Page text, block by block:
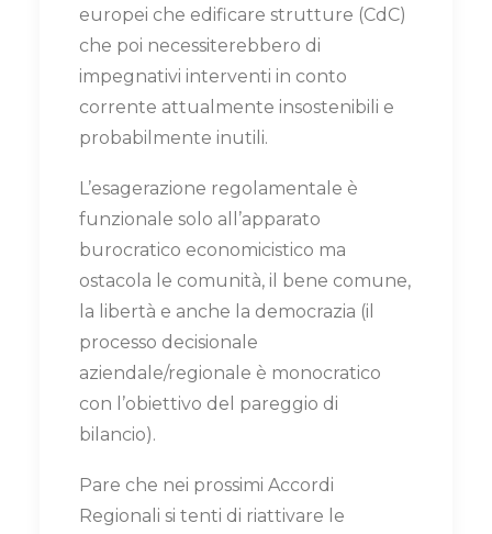
europei che edificare strutture (CdC)
che poi necessiterebbero di
impegnativi interventi in conto
corrente attualmente insostenibili e
probabilmente inutili.
L’esagerazione regolamentale è
funzionale solo all’apparato
burocratico economicistico ma
ostacola le comunità, il bene comune,
la libertà e anche la democrazia (il
processo decisionale
aziendale/regionale è monocratico
con l’obiettivo del pareggio di
bilancio).
Pare che nei prossimi Accordi
Regionali si tenti di riattivare le